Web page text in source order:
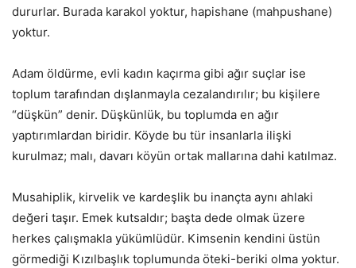
dururlar. Burada karakol yoktur, hapishane (mahpushane)
yoktur.
Adam öldürme, evli kadın kaçırma gibi ağır suçlar ise
toplum tarafından dışlanmayla cezalandırılır; bu kişilere
“düşkün” denir. Düşkünlük, bu toplumda en ağır
yaptırımlardan biridir. Köyde bu tür insanlarla ilişki
kurulmaz; malı, davarı köyün ortak mallarına dahi katılmaz.
Musahiplik, kirvelik ve kardeşlik bu inançta aynı ahlaki
değeri taşır. Emek kutsaldır; başta dede olmak üzere
herkes çalışmakla yükümlüdür. Kimsenin kendini üstün
görmediği Kızılbaşlık toplumunda öteki-beriki olma yoktur.